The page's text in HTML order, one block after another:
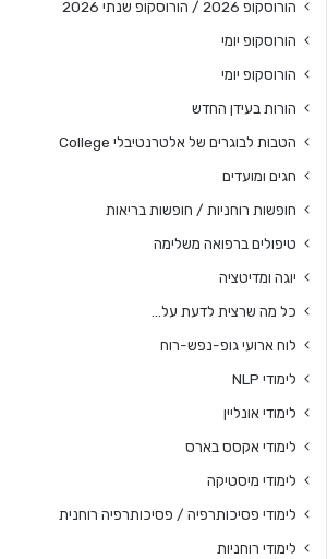
הורוסקופ 2026 / הורוסקופ שנתי 2026
הורוסקופ יומי
הורוסקופ יומי
הורות בעידן החדש
הטבות לבוגרים של אלטרנטיבלי College
חגים ומועדים
חופשות רוחניות / חופשות בריאות
טיפולים ברפואה משלימה
יוגה ומדיטציה
כל מה שרצית לדעת על…
לוח ארועי גופ-נפש-רוח
לימודי NLP
לימודי אונליין
לימודי אקסס בארס
לימודי מיסטיקה
לימודי פסיכותרפיה / פסיכותרפיה רוחנית
לימודי רוחניות